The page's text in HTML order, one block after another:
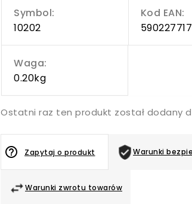
Symbol:
10202
Kod EAN:
Waga:
0.20kg
Ostatni raz ten produkt został dodany
Warunki
Warunki zwrotu towarów
help_outline Zapytaj o produkt